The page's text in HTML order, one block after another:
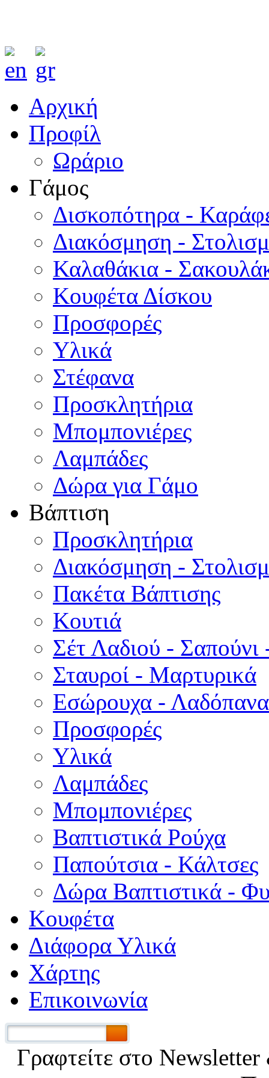
Αρχική
Προφίλ
Ωράριο
Γάμος
Δισκοπότηρα -
Διακόσμηση -
Καλαθάκια -
Κουφέτα Δίσκου
Προσφορές
Υλικά
Στέφανα
Προσκλητήρια
Μπομπονιέρες
Λαμπάδες
Δώρα για Γάμο
Βάπτιση
Προσκλητήρια
Διακόσμηση -
Πακέτα Βάπτισης
Κουτιά
Σέτ Λαδιού - Σαπούνι
Σταυροί - Μαρτυρικά
Εσώρουχα -
Προσφορές
Υλικά
Λαμπάδες
Μπομπονιέρες
Βαπτιστικά Ρούχα
Παπούτσια - Κάλτσες
Δώρα Βαπτιστικά -
Κουφέτα
Διάφορα Υλικά
Χάρτης
Επικοινωνία
Γραφτείτε στο Νewsletter